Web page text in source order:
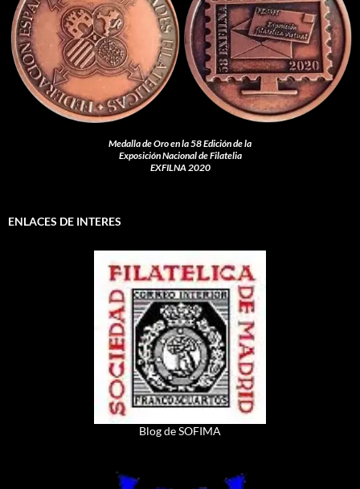
Medalla de Oro en la 58 Edición de la
Exposición Nacional de Filatelia
EXFILNA 2020
ENLACES DE INTERES
Blog de SOFIMA